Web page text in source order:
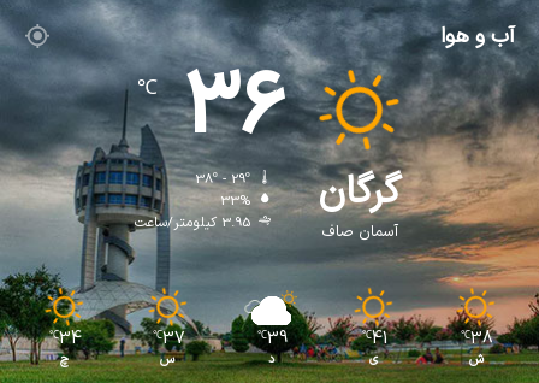
آب و هوا
گرگان
آسمان صاف
36
℃
38º - 29º
33%
3.95 کیلومتر/ساعت
38
℃
ش
41
℃
ی
39
℃
د
37
℃
س
34
℃
چ